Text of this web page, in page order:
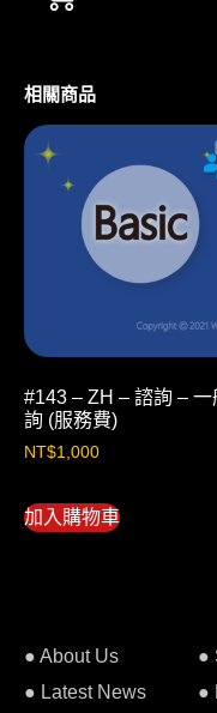
相關商品
#143 – ZH – 諮詢 – 一
詢 (服務費)
NT$1,000
加入購物車
● About Us
● Latest News
●
●